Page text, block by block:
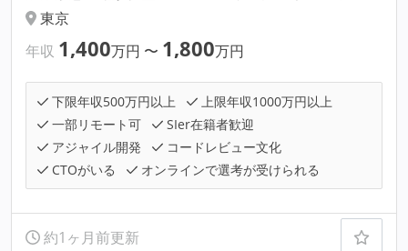
東京
年収 1,400万円 〜 1,800万円
下限年収500万円以上
上限年収1000万円以上
一部リモート可
SIer在籍者歓迎
アジャイル開発
コードレビュー文化
CTOがいる
オンラインで選考が受けられる
約1ヶ月前更新